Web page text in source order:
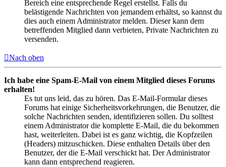
Bereich eine entsprechende Regel erstellst. Falls du
belästigende Nachrichten von jemandem erhältst, so kannst du
dies auch einem Administrator melden. Dieser kann dem
betreffenden Mitglied dann verbieten, Private Nachrichten zu
versenden.
Nach oben
Ich habe eine Spam-E-Mail von einem Mitglied dieses Forums
erhalten!
Es tut uns leid, das zu hören. Das E-Mail-Formular dieses
Forums hat einige Sicherheitsvorkehrungen, die Benutzer, die
solche Nachrichten senden, identifizieren sollen. Du solltest
einem Administrator die komplette E-Mail, die du bekommen
hast, weiterleiten. Dabei ist es ganz wichtig, die Kopfzeilen
(Headers) mitzuschicken. Diese enthalten Details über den
Benutzer, der die E-Mail verschickt hat. Der Administrator
kann dann entsprechend reagieren.